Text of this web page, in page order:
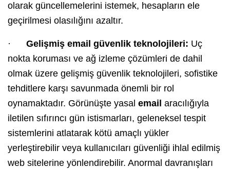
olarak güncellemelerini istemek, hesapların ele
geçirilmesi olasılığını azaltır.
· Gelişmiş email güvenlik teknolojileri: Uç
nokta koruması ve ağ izleme çözümleri de dahil
olmak üzere gelişmiş güvenlik teknolojileri, sofistike
tehditlere karşı savunmada önemli bir rol
oynamaktadır. Görünüşte yasal email aracılığıyla
iletilen sıfırıncı gün istismarları, geleneksel tespit
sistemlerini atlatarak kötü amaçlı yükler
yerleştirebilir veya kullanıcıları güvenliği ihlal edilmiş
web sitelerine yönlendirebilir. Anormal davranışları